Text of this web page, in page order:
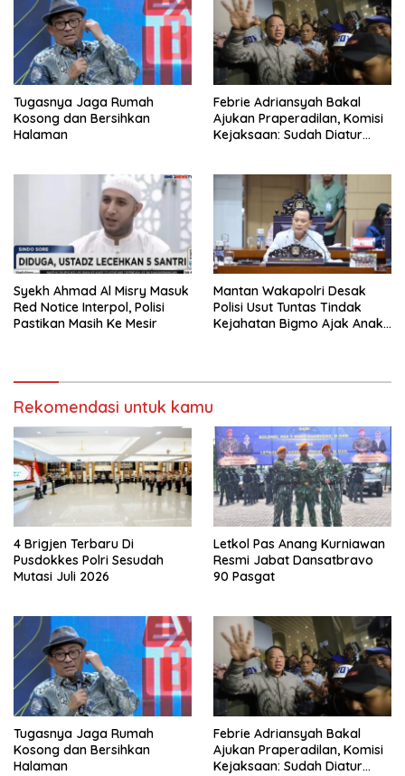
Tugasnya Jaga Rumah
Kosong dan Bersihkan
Halaman
Febrie Adriansyah Bakal
Ajukan Praperadilan, Komisi
Kejaksaan: Sudah Diatur
Syekh Ahmad Al Misry Masuk
Red Notice Interpol, Polisi
Pastikan Masih Ke Mesir
Mantan Wakapolri Desak
Polisi Usut Tuntas Tindak
Kejahatan Bigmo Ajak Anak
Rekomendasi untuk kamu
4 Brigjen Terbaru Di
Pusdokkes Polri Sesudah
Mutasi Juli 2026
Letkol Pas Anang Kurniawan
Resmi Jabat Dansatbravo
90 Pasgat
Tugasnya Jaga Rumah
Kosong dan Bersihkan
Halaman
Febrie Adriansyah Bakal
Ajukan Praperadilan, Komisi
Kejaksaan: Sudah Diatur